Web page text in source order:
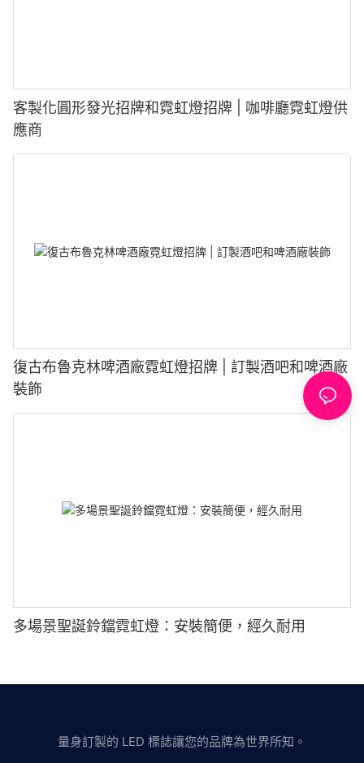
客製化圓形發光招牌和霓虹燈招牌 | 咖啡廳霓虹燈供
應商
復古布魯克林啤酒廠霓虹燈招牌 | 訂製酒吧和啤酒廠
裝飾
多場景聖誕鈴鐺霓虹燈：安裝簡便，經久耐用
量身訂製的 LED 標誌讓您的品牌為世界所知。